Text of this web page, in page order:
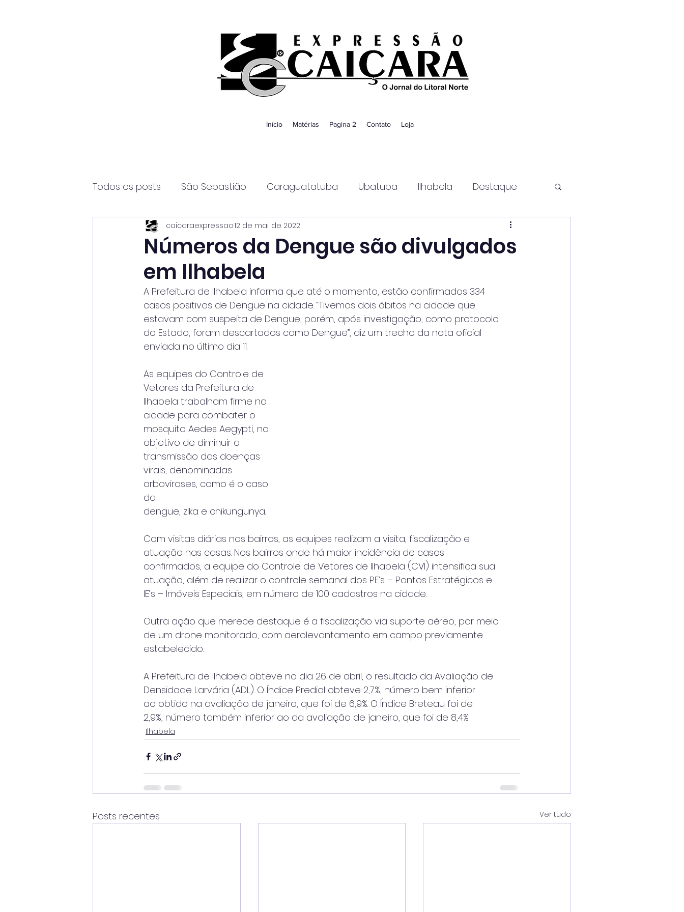
Início Matérias Pagina 2 Contato Loja
Todos os posts São Sebastião Caraguatatuba Ubatuba Ilhabela Destaque
Página2 Itanhaém Guaratinguetá
Números da Dengue são divulgados
em Ilhabela
caicaraexpressao12 de mai. de 2022
A Prefeitura de Ilhabela informa que até o momento, estão confirmados 334
casos positivos de Dengue na cidade. “Tivemos dois óbitos na cidade que
estavam com suspeita de Dengue, porém, após investigação, como protocolo
do Estado, foram descartados como Dengue”, diz um trecho da nota oficial
enviada no último dia 11.
As equipes do Controle de
Vetores da Prefeitura de
Ilhabela trabalham firme na
cidade para combater o
mosquito Aedes Aegypti, no
objetivo de diminuir a
transmissão das doenças
virais, denominadas
arboviroses, como é o caso
da
dengue, zika e chikungunya.
Com visitas diárias nos bairros, as equipes realizam a visita, fiscalização e
atuação nas casas. Nos bairros onde há maior incidência de casos
confirmados, a equipe do Controle de Vetores de Ilhabela (CVI) intensifica sua
atuação, além de realizar o controle semanal dos PE’s – Pontos Estratégicos e
IE’s – Imóveis Especiais, em número de 100 cadastros na cidade.
Outra ação que merece destaque é a fiscalização via suporte aéreo, por meio
de um drone monitorado, com aerolevantamento em campo previamente
estabelecido.
A Prefeitura de Ilhabela obteve no dia 26 de abril, o resultado da Avaliação de
Densidade Larvária (ADL). O Índice Predial obteve 2,7%, número bem inferior
ao obtido na avaliação de janeiro, que foi de 6,9%. O Índice Breteau foi de
2,9%, número também inferior ao da avaliação de janeiro, que foi de 8,4%.
Ilhabela
Posts recentes Ver tudo